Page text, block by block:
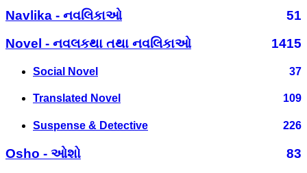
Navlika - નવલિકાઓ
51
Novel - નવલકથા તથા નવલિકાઓ
1415
Social Novel 37
Translated Novel 109
Suspense & Detective 226
Osho - ઓશો
83